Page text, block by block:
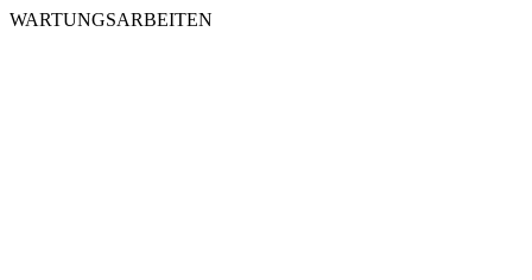
WARTUNGSARBEITEN